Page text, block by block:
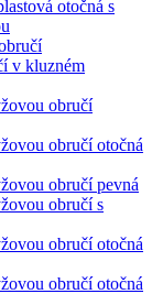
otočná s
v kluzném
obručí
obručí otočná
obručí pevná
obručí s
obručí otočná
obručí otočná